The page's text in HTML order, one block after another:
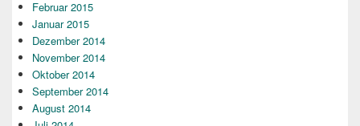
Februar 2015
Januar 2015
Dezember 2014
November 2014
Oktober 2014
September 2014
August 2014